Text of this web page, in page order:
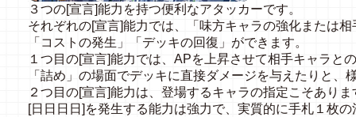
３つの[宣言]能力を持つ便利なアタッカーです。
それぞれの[宣言]能力では、「味方キャラの強化または
「コストの発生」「デッキの回復」ができます。
１つ目の[宣言]能力では、APを上昇させて相手キャラと
「詰め」の場面でデッキに直接ダメージを与えたりと、
２つ目の[宣言]能力は、登場するキャラの指定こそありま
[日日日日]を発生する能力は強力で、実質的に手札１枚の